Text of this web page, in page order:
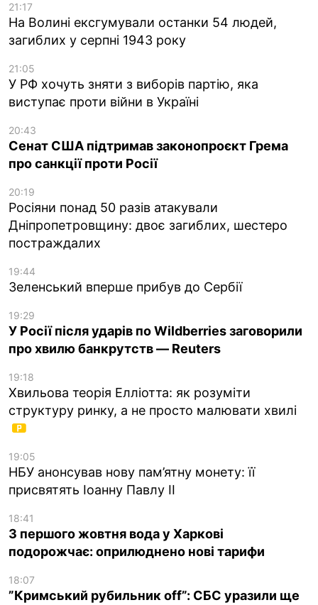
21:17
На Волині ексгумували останки 54 людей,
загиблих у серпні 1943 року
21:05
У РФ хочуть зняти з виборів партію, яка
виступає проти війни в Україні
20:43
Сенат США підтримав законопроєкт Грема
про санкції проти Росії
20:19
Росіяни понад 50 разів атакували
Дніпропетровщину: двоє загиблих, шестеро
постраждалих
19:44
Зеленський вперше прибув до Сербії
19:29
У Росії після ударів по Wildberries заговорили
про хвилю банкрутств — Reuters
19:18
Хвильова теорія Елліотта: як розуміти
структуру ринку, а не просто малювати хвилі
19:05
НБУ анонсував нову пам’ятну монету: її
присвятять Іоанну Павлу II
18:41
З першого жовтня вода у Харкові
подорожчає: оприлюднено нові тарифи
18:07
”Кримський рубильник off”: СБС уразили ще